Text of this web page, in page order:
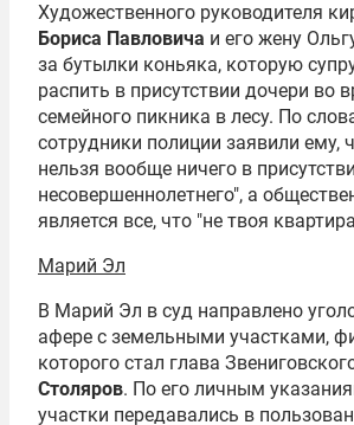
Художественного руководителя
Бориса Павловича и его жену
за бутылки коньяка, которую
распить в присутствии дочери во
семейного пикника в лесу. По
сотрудники полиции заявили ему,
нельзя вообще ничего в
несовершеннолетнего", а
является все, что "не твоя
Марий Эл
В Марий Эл в суд направлено
афере с земельными участками,
которого стал глава
Столяров. По его личным
участки передавались в